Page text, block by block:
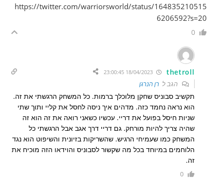
https://twitter.com/warriorsworld/status/164835210515
6206592?s=20
0
thetroll
18/04/2023 23:00:45
הגב לרן הנרגן
תקשיב סבוניס שחקן מלוכלך ברמות. כל המשחק הרגשתי את זה.
הוא נראה נחמד כזה. מדהים איך ניסה לחסל את קליי ותוך שתי
שניות חיסל בפועל את דריי. עכשיו כשאני רואה את זה הוא זה
שהיה צריך להיות מורחק. גם דריי דרך אגב אבל הרגשתי כל
המשחק כמו שעמיחי הרגיש. שהשריקות בזיונית והשיפוט הוא נגד
הלוחמים במיוחד בכל מה שקשור לסבוניס והוידאו הזה מוכיח את
זה.
0